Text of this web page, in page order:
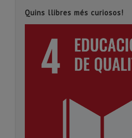
Quins llibres més curiosos!